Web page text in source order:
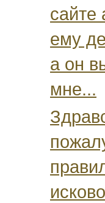
сайте
ему
а он
мне...